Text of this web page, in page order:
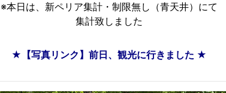
※本日は、新ペリア集計・制限無し（青天井）にて
集計致しました
★【写真リンク】前日、観光に行きました ★